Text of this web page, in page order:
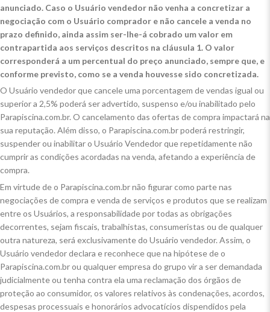
anunciado. Caso o Usuário vendedor não venha a concretizar a
negociação com o Usuário comprador e não cancele a venda no
prazo definido, ainda assim ser-lhe-á cobrado um valor em
contrapartida aos serviços descritos na cláusula 1. O valor
corresponderá a um percentual do preço anunciado, sempre que, e
conforme previsto, como se a venda houvesse sido concretizada.
O Usuário vendedor que cancele uma porcentagem de vendas igual ou
superior a 2,5% poderá ser advertido, suspenso e/ou inabilitado pelo
Parapiscina.com.br. O cancelamento das ofertas de compra impactará na
sua reputação. Além disso, o Parapiscina.com.br poderá restringir,
suspender ou inabilitar o Usuário Vendedor que repetidamente não
cumprir as condições acordadas na venda, afetando a experiência de
compra.
Em virtude de o Parapiscina.com.br não figurar como parte nas
negociações de compra e venda de serviços e produtos que se realizam
entre os Usuários, a responsabilidade por todas as obrigações
decorrentes, sejam fiscais, trabalhistas, consumeristas ou de qualquer
outra natureza, será exclusivamente do Usuário vendedor. Assim, o
Usuário vendedor declara e reconhece que na hipótese de o
Parapiscina.com.br ou qualquer empresa do grupo vir a ser demandada
judicialmente ou tenha contra ela uma reclamação dos órgãos de
proteção ao consumidor, os valores relativos às condenações, acordos,
despesas processuais e honorários advocatícios dispendidos pela